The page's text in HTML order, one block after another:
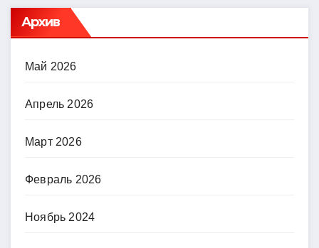
Архив
Май 2026
Апрель 2026
Март 2026
Февраль 2026
Ноябрь 2024